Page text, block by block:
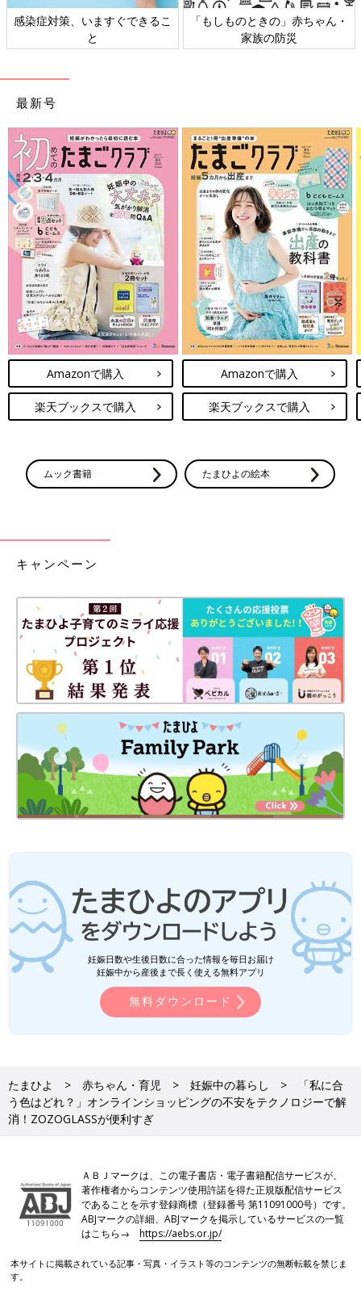
日本外来小児科学会リーフレッ
ト検討会
六星占術 細木かおりさんの人生
相談
最新号
Amazonで購入
楽天ブックスで購入
Amazonで購入
楽天ブックスで購入
ムック書籍 たまひよの絵本
キャンペーン
妊娠日数や生後日数に合った情報を毎日お届け
妊娠中から産後まで長く使える無料アプリ
無料ダウンロード
たまひよ 赤ちゃん・育児 妊娠中の暮らし
「私に合
う色はどれ？」オンラインショッピングの不安をテクノロジーで解
消！ZOZOGLASSが便利すぎ
ＡＢＪマークは、この電子書店・電子書籍配信サービスが、
著作権者からコンテンツ使用許諾を得た正規版配信サービス
であることを示す登録商標（登録番号 第11091000号）です。
ABJマークの詳細、ABJマークを掲示しているサービスの一覧
はこちら→https://aebs.or.jp/
本サイトに掲載されている記事・写真・イラスト等のコンテンツの無断転載を禁じま
す。